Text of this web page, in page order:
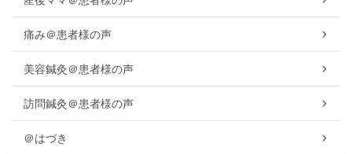
痛み＠患者様の声
美容鍼灸＠患者様の声
訪問鍼灸＠患者様の声
＠はづき